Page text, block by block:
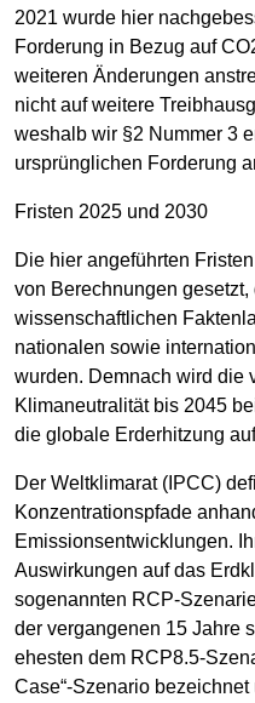
2021 wurde hier
Forderung in Bezug auf
weiteren Änderungen
nicht auf weitere
weshalb wir §2 Nummer 3
ursprünglichen Forderung
Fristen 2025 und 2030
Die hier angeführten
von Berechnungen
wissenschaftlichen
nationalen sowie
wurden. Demnach wird die
Klimaneutralität bis 2045
die globale Erderhitzung
Der Weltklimarat (IPCC)
Konzentrationspfade
Emissionsentwicklungen.
Auswirkungen auf das
sogenannten RCP-
der vergangenen 15 Jahre
ehesten dem RCP8.5-
Case“-Szenario